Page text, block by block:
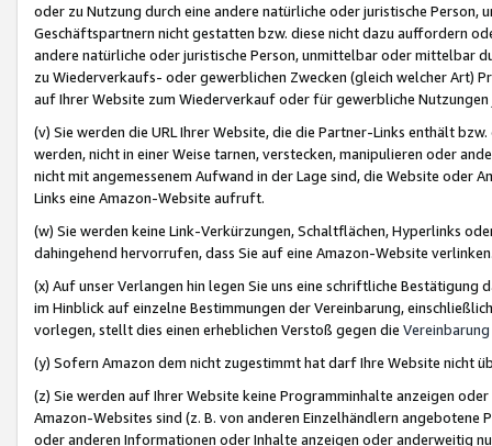
oder zu Nutzung durch eine andere natürliche oder juristische
Geschäftspartnern nicht gestatten bzw. diese nicht dazu auffordern
andere natürliche oder juristische Person, unmittelbar oder mittelbar
zu Wiederverkaufs- oder gewerblichen Zwecken (gleich welcher Art)
auf Ihrer Website zum Wiederverkauf oder für gewerbliche
(v) Sie werden die URL Ihrer Website, die die Partner-Links enthält
werden, nicht in einer Weise tarnen, verstecken, manipulieren oder
nicht mit angemessenem Aufwand in der Lage sind, die Website oder
Links eine Amazon-Website aufruft.
(w) Sie werden keine Link-Verkürzungen, Schaltflächen, Hyperlinks
dahingehend hervorrufen, dass Sie auf eine Amazon-Website
(x) Auf unser Verlangen hin legen Sie uns eine schriftliche
im Hinblick auf einzelne Bestimmungen der Vereinbarung,
vorlegen, stellt dies einen erheblichen Verstoß gegen die Vereinbarung
(y) Sofern Amazon dem nicht zugestimmt hat darf Ihre Website nicht
(z) Sie werden auf Ihrer Website keine Programminhalte anzeigen
Amazon-Websites sind (z. B. von anderen Einzelhändlern
oder anderen Informationen oder Inhalte anzeigen oder anderweitig